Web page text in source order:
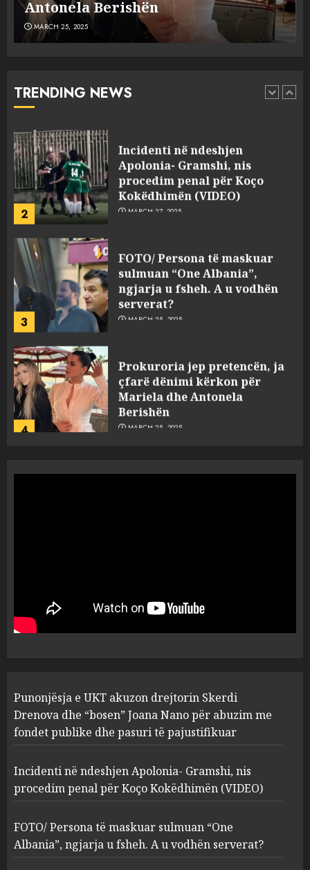
plagosën!
MARCH 25, 2025
TRENDING NEWS
MARCH 25, 2025
1
Punonjësja e UKT akuzon
pasuri të pajustifikuar
2
Incidenti në ndeshjen
Apolonia- Gramshi, nis
procedim penal për Koço
Kokëdhimën (VIDEO)
MARCH 27, 2025
3
FOTO/ Persona të maskuar
sulmuan “One Albania”,
ngjarja u fsheh. A u vodhën
serverat?
MARCH 25, 2025
4
Prokuroria jep pretencën, ja
çfarë dënimi kërkon për
Mariela dhe Antonela
Berishën
MARCH 25, 2025
1
“bosen” Joana Nano për
abuzim me fondet publike dhe
pasuri të pajustifikuar
2
Apolonia- Gramshi, nis
procedim penal për Koço
Kokëdhimën (VIDEO)
MARCH 27, 2025
3
FOTO/ Persona të maskuar
sulmuan “One Albania”,
ngjarja u fsheh. A u vodhën
serverat?
MARCH 25, 2025
Punonjësja e UKT akuzon drejtorin Skerdi
Drenova dhe “bosen” Joana Nano për abuzim me
fondet publike dhe pasuri të pajustifikuar
Incidenti në ndeshjen Apolonia- Gramshi, nis
procedim penal për Koço Kokëdhimën (VIDEO)
FOTO/ Persona të maskuar sulmuan “One
Albania”, ngjarja u fsheh. A u vodhën serverat?